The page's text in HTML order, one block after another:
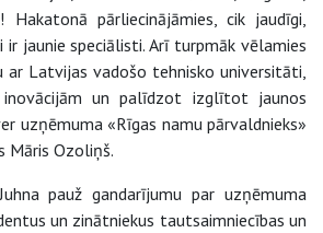
Hakatonā pārliecinājāmies, cik jaudīgi,
jaunie speciālisti. Arī turpmāk vēlamies
ar Latvijas vadošo tehnisko universitāti,
un palīdzot izglītot jaunos
uzņēmuma «Rīgas namu pārvaldnieks»
Māris Ozoliņš.
pauž gandarījumu par uzņēmuma
un zinātniekus tautsaimniecības un